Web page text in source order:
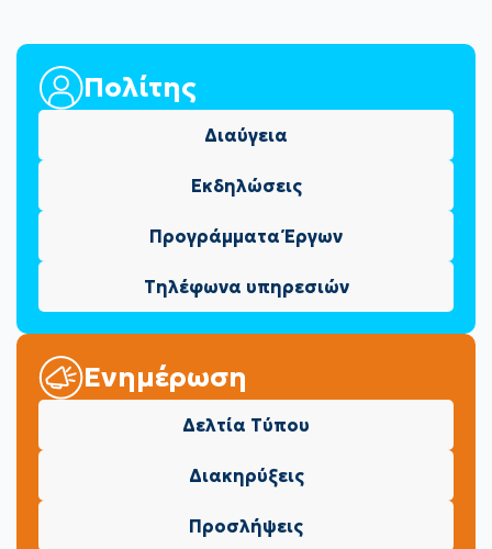
Πολίτης
Διαύγεια
Εκδηλώσεις
Προγράμματα Έργων
Τηλέφωνα υπηρεσιών
Ενημέρωση
Δελτία Τύπου
Διακηρύξεις
Προσλήψεις